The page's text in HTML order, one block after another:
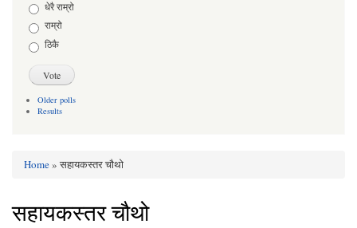
Choicesधेरै राम्रो
राम्रो
ठिकै
Older polls
Results
Home» सहायकस्तर चौथो
सहायकस्तर चौथो